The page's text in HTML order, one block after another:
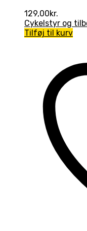
129,00kr.
Cykelstyr og
Tilføj til kurv